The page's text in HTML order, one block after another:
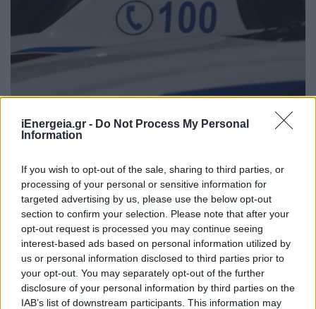
iEnergeia.gr - Do Not Process My Personal
Information
If you wish to opt-out of the sale, sharing to third parties, or
processing of your personal or sensitive information for
targeted advertising by us, please use the below opt-out
section to confirm your selection. Please note that after your
opt-out request is processed you may continue seeing
interest-based ads based on personal information utilized by
us or personal information disclosed to third parties prior to
your opt-out. You may separately opt-out of the further
disclosure of your personal information by third parties on the
IAB’s list of downstream participants. This information may
Θεσσαλονίκη: Σύλληψη ατόμου για
περιβαλλοντική ρύπανση στο Καλοχώρι
08/07/2026 - 12:01